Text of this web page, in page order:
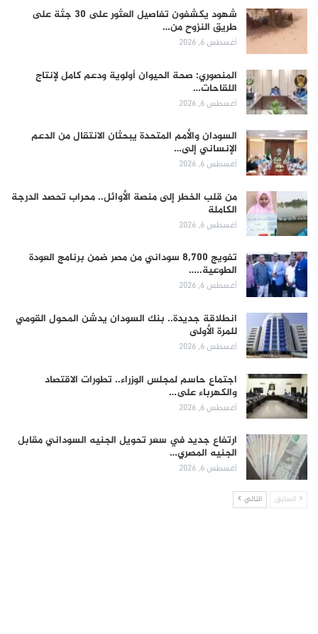
شهود يكشفون تفاصيل العثور على 30 جثة على
طريق النزوح من…
أغسطس 6, 2026
المنصوري: صحة الحيوان أولوية ودعم كامل لإنتاج
اللقاحات…
أغسطس 6, 2026
السودان والأمم المتحدة يبحثان الانتقال من الدعم
الإنساني إلى…
أغسطس 6, 2026
من قلب الخطر إلى منصة الأوائل.. محراب تحصد الدرجة
الكاملة
أغسطس 6, 2026
تفويج 8,700 سوداني من مصر ضمن برنامج العودة
الطوعية..…
أغسطس 6, 2026
انطلاقة جديدة.. بنك السودان يدشن المحول القومي
للمرة الأولى
أغسطس 6, 2026
اجتماع حاسم لمجلس الوزراء.. تطورات الاقتصاد
والكهرباء على…
أغسطس 6, 2026
ارتفاع جديد في سعر تحويل الجنيه السوداني مقابل
الجنيه المصري…
أغسطس 6, 2026
السابق التالي